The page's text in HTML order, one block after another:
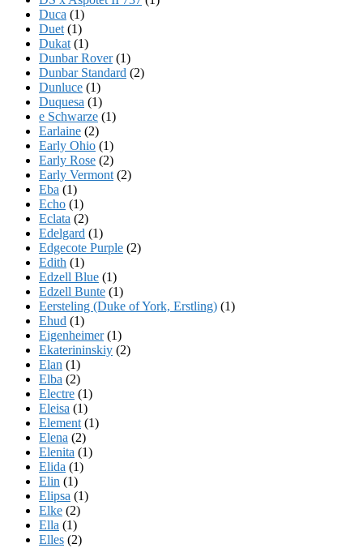
Duca (1)
Duet (1)
Dukat (1)
Dunbar Rover(1)
Dunbar Standard (2)
Dunluce (1)
Duquesa (1)
e Schwarze (1)
Earlaine (2)
Early Ohio (1)
Early Rose (2)
Early Vermont (2)
Eba (1)
Echo (1)
Eclata (2)
Edelgard (1)
Edgecote Purple (2)
Edith (1)
Edzell Blue (1)
Edzell Bunte (1)
Eersteling (Duke of York, Erstling) (1)
Ehud (1)
Eigenheimer(1)
Ekaterininskiy (2)
Elan (1)
Elba (2)
Electre (1)
Eleisa (1)
Element (1)
Elena (2)
Elenita (1)
Elida (1)
Elin (1)
Elipsa (1)
Elke (2)
Ella (1)
Elles (2)